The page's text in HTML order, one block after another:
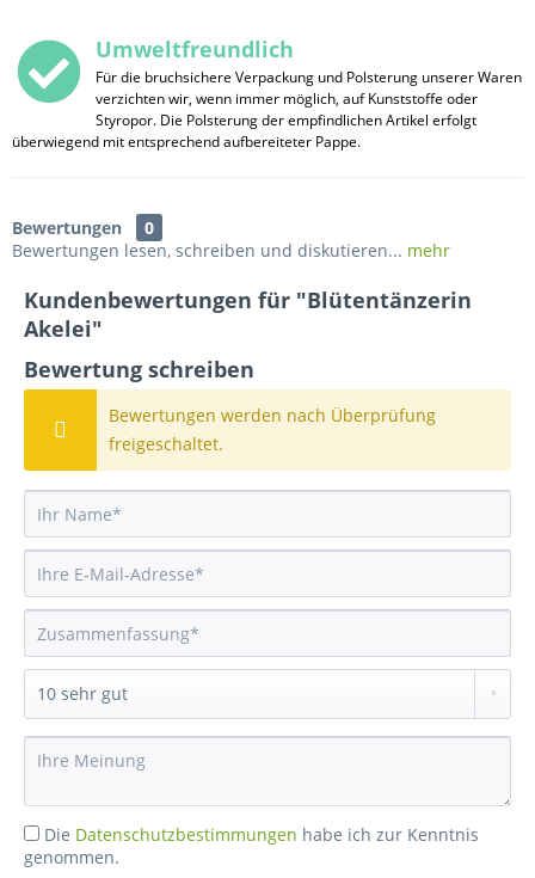
Umweltfreundlich
Für die bruchsichere Verpackung und Polsterung unserer Waren
verzichten wir, wenn immer möglich, auf Kunststoffe oder
Styropor. Die Polsterung der empfindlichen Artikel erfolgt
überwiegend mit entsprechend aufbereiteter Pappe.
Bewertungen
0
Bewertungen lesen, schreiben und diskutieren... mehr
Kundenbewertungen für "Blütentänzerin
Akelei"
Bewertung schreiben
Bewertungen werden nach Überprüfung
freigeschaltet.
Die Datenschutzbestimmungen habe ich zur Kenntnis
genommen.